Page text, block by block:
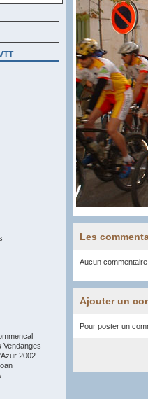
Vendanges
2002
Les
Aucun
Ajouter un
Pour poster un